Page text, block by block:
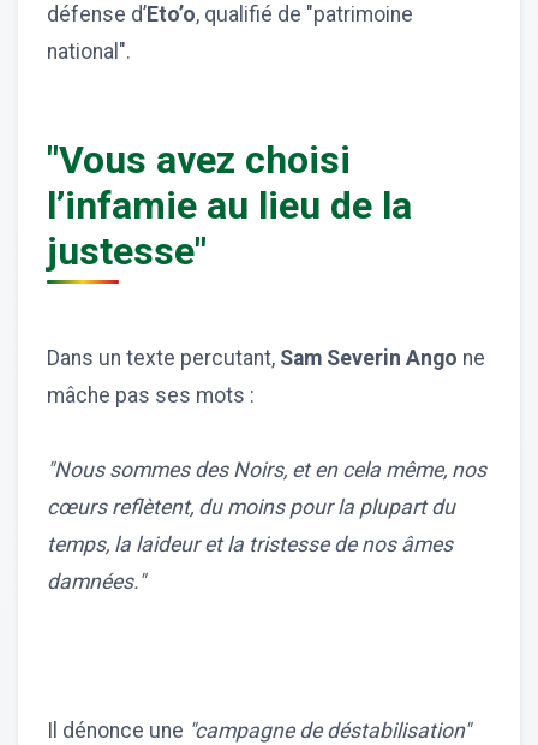
défense d’Eto’o, qualifié de "patrimoine
national".
"Vous avez choisi
l’infamie au lieu de la
justesse"
Dans un texte percutant, Sam Severin Ango ne
mâche pas ses mots :
"Nous sommes des Noirs, et en cela même, nos
cœurs reflètent, du moins pour la plupart du
temps, la laideur et la tristesse de nos âmes
damnées."
Il dénonce une "campagne de déstabilisation"